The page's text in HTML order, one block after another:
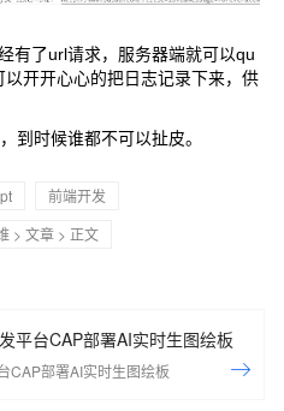
有了url请求，服务器端就可以qu
开开心心的把日志记录下来，供
到时候谁都不可以扯皮。
前端开发
> 文章 > 正文
平台CAP部署AI实时生图绘板
CAP部署AI实时生图绘板